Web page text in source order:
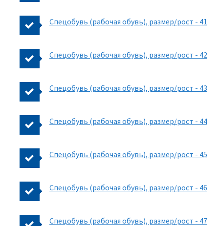
Спецобувь (рабочая обувь), размер/рост - 41
Спецобувь (рабочая обувь), размер/рост - 42
Спецобувь (рабочая обувь), размер/рост - 43
Спецобувь (рабочая обувь), размер/рост - 44
Спецобувь (рабочая обувь), размер/рост - 45
Спецобувь (рабочая обувь), размер/рост - 46
Спецобувь (рабочая обувь), размер/рост - 47